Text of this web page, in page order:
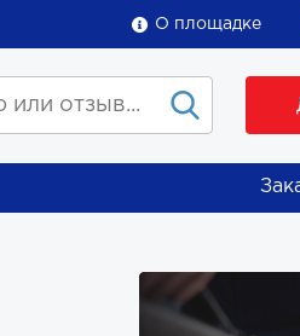
О площадке